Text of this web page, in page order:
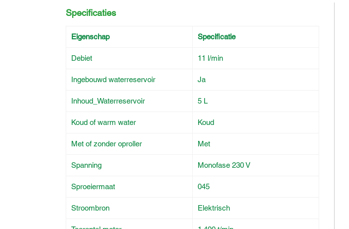
Specificaties
Eigenschap Specificatie
Debiet 11 l/min
Ingebouwd waterreservoir Ja
Inhoud_Waterreservoir 5 L
Koud of warm water Koud
Met of zonder oproller Met
Spanning Monofase 230 V
Sproeiermaat 045
Stroombron Elektrisch